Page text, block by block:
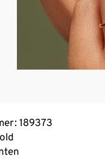
189373